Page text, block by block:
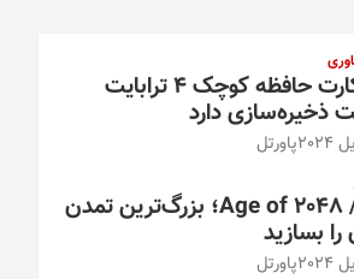
این کارت حافظه کوچک ۴ ترابایت
ذخیره‌سازی دارد
پاورتل
بازی/ Age of 2048؛ بزرگ‌ترین تمدن
بسازید
پاورتل